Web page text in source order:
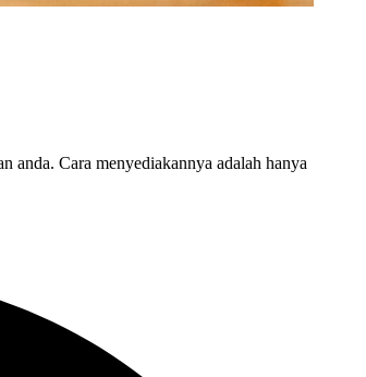
anda. Cara menyediakannya adalah hanya